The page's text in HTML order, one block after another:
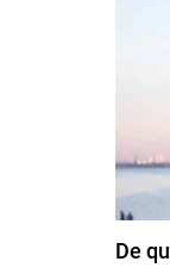
De